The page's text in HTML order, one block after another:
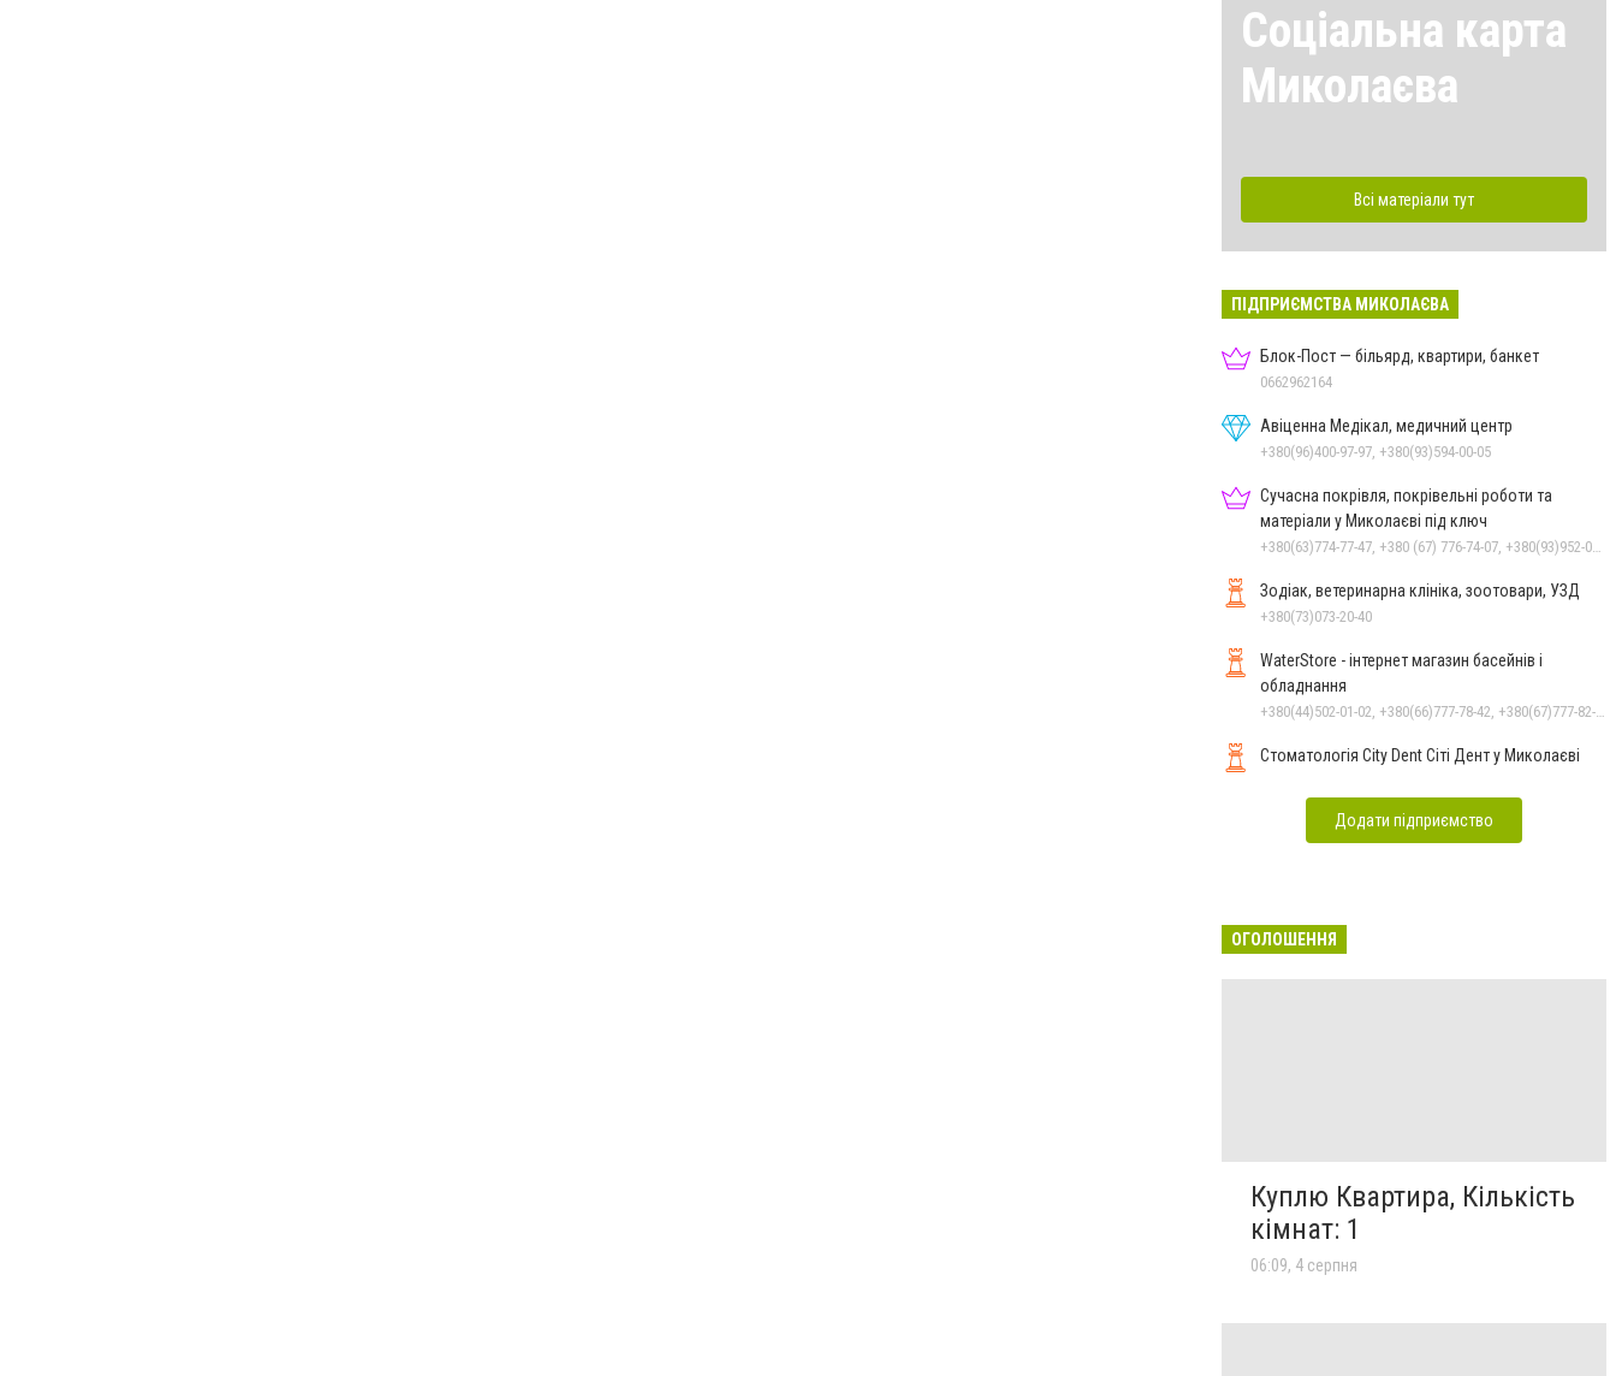
Соціальна карта
Миколаєва
Всі матеріали тут
ПІДПРИЄМСТВА МИКОЛАЄВА
Блок-Пост — більярд, квартири, банкет
0662962164
Авіценна Медікал, медичний центр
+380(96)400-97-97, +380(93)594-00-05
Сучасна покрівля, покрівельні роботи та
матеріали у Миколаєві під ключ
Зодіак, ветеринарна клініка, зоотовари, УЗД
+380(73)073-20-40
WaterStore - інтернет магазин басейнів і
обладнання
Стоматологія City Dent Сіті Дент у Миколаєві
Додати підприємство
ОГОЛОШЕННЯ
Куплю Квартира, Кількість
кімнат: 1
06:09, 4 серпня